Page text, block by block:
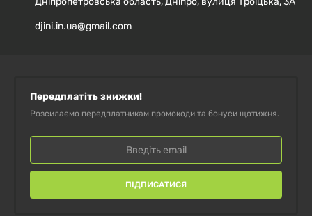
Магній Л-треонат Magnesium L-
Threonate 667 мг Natural Factors, 90
Threonate 2000 мг Sport Research, 90
капсул
djini.in.ua@gmail.com
Передплатіть знижки!
Розсилаємо передплатникам промокоди та бонуси щотижня.
ПІДПИСАТИСЯ